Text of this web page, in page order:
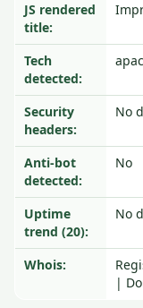
JS rendered
title:
Tech
detected:
Security
headers:
No
Anti-bot
detected:
No
Uptime
trend (20):
No
Whois:
|